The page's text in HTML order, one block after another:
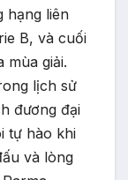
hạng liên
B, và cuối
mùa giải.
lịch sử
đương đại
tự hào khi
và lòng